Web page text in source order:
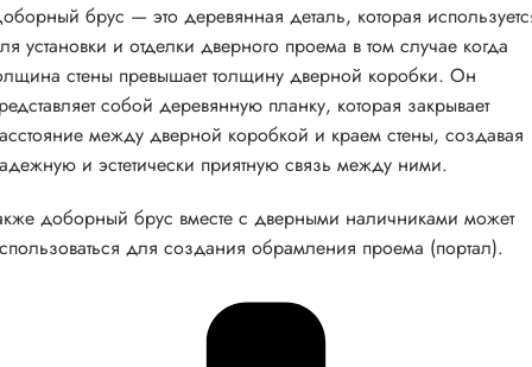
брус — это деревянная деталь, которая
установки и отделки дверного проема в том случае когда
стены превышает толщину дверной коробки. Он
собой деревянную планку, которая закрывает
между дверной коробкой и краем стены, создавая
и эстетически приятную связь между ними.
доборный брус вместе с дверными наличниками может
для создания обрамления проема (портал).